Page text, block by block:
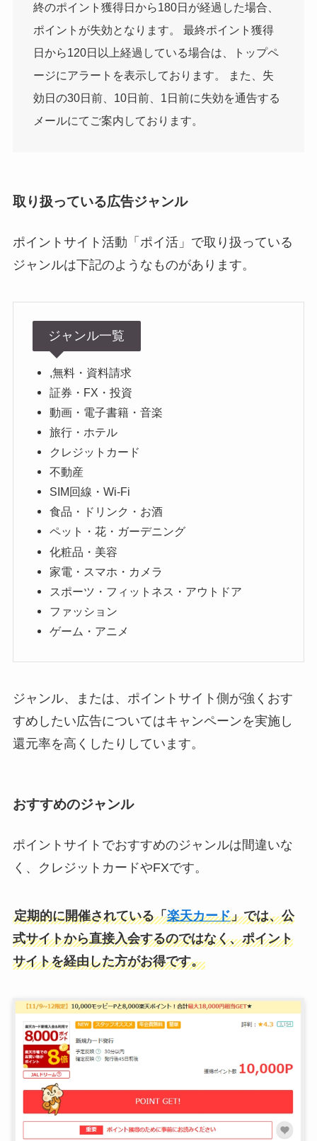
終のポイント獲得日から180日が経過した場合、
ポイントが失効となります。 最終ポイント獲得
日から120日以上経過している場合は、トップペ
ージにアラートを表示しております。 また、失
効日の30日前、10日前、1日前に失効を通告する
メールにてご案内しております。
取り扱っている広告ジャンル
ポイントサイト活動「ポイ活」で取り扱っている
ジャンルは下記のようなものがあります。
ジャンル一覧
,無料・資料請求
証券・FX・投資
動画・電子書籍・音楽
旅行・ホテル
クレジットカード
不動産
SIM回線・Wi-Fi
食品・ドリンク・お酒
ペット・花・ガーデニング
化粧品・美容
家電・スマホ・カメラ
スポーツ・フィットネス・アウトドア
ファッション
ゲーム・アニメ
ジャンル、または、ポイントサイト側が強くおす
すめしたい広告についてはキャンペーンを実施し
還元率を高くしたりしています。
おすすめのジャンル
ポイントサイトでおすすめのジャンルは間違いな
く、クレジットカードやFXです。
定期的に開催されている「楽天カード」では、公
式サイトから直接入会するのではなく、ポイント
サイトを経由した方がお得です。